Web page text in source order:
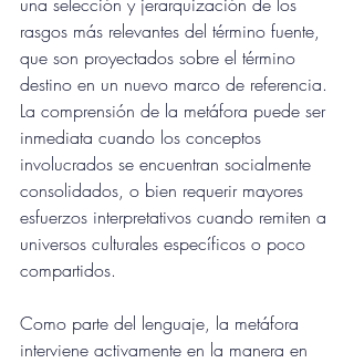
rasgos más relevantes del término fuente,
que son proyectados sobre el término
destino en un nuevo marco de referencia.
La comprensión de la metáfora puede ser
inmediata cuando los conceptos
involucrados se encuentran socialmente
consolidados, o bien requerir mayores
esfuerzos interpretativos cuando remiten a
universos culturales específicos o poco
compartidos.
Como parte del lenguaje, la metáfora
interviene activamente en la manera en